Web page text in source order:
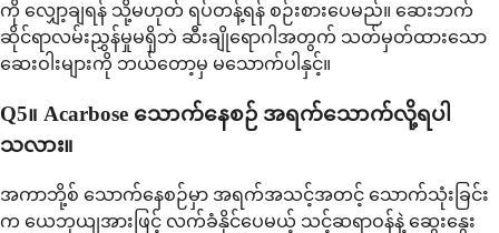
ကို လျှော့ချရန် သို့မဟုတ် ရပ်တန့်ရန် စဉ်းစားပေမည်။ ဆေးဘက်
ဆိုင်ရာလမ်းညွှန်မှုမရှိဘဲ ဆီးချိုရောဂါအတွက် သတ်မှတ်ထားသော
ဆေးဝါးများကို ဘယ်တော့မှ မသောက်ပါနှင့်။
Q5။ Acarbose သောက်နေစဉ် အရက်သောက်လို့ရပါ
သလား။
အကာဘို့စ် သောက်နေစဉ်မှာ အရက်အသင့်အတင့် သောက်သုံးခြင်း
က ယေဘုယျအားဖြင့် လက်ခံနိုင်ပေမယ့် သင့်ဆရာဝန်နဲ့ ဆွေးနွေး